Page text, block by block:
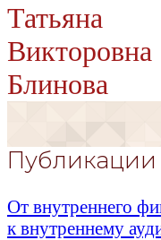
Татьяна
Викторовна
Блинова
Публикации
От внутреннего
к внутреннему